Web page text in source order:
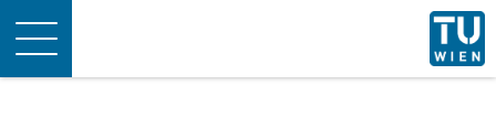
Toggle
navigation